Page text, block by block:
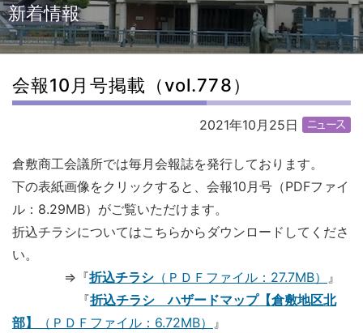
新着情報
会報10月号掲載（vol.778）
2021年10月25日
倉敷商工会議所では毎月会報誌を発行しております。
下の表紙画像をクリックすると、会報10月号（PDFファイ
ル：8.29MB）がご覧いただけます。
折込チラシについてはこちらからダウンロードしてくださ
い。
⇒『折込チラシ （ＰＤＦファイル：27.7MB） 』
『折込チラシ ハザードマップ【倉敷地区北
部】
（ＰＤＦファイル：6.72MB） 』